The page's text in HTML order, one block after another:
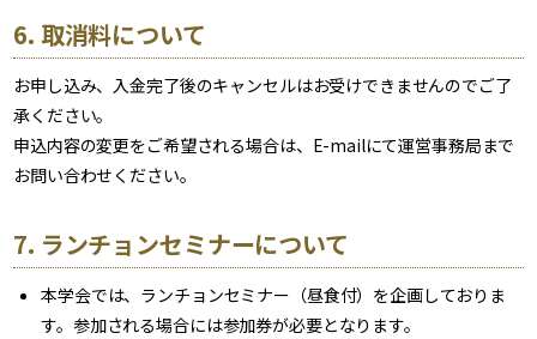
6. 取消料について
お申し込み、入金完了後のキャンセルはお受けできませんのでご了
承ください。
申込内容の変更をご希望される場合は、E-mailにて運営事務局まで
お問い合わせください。
7. ランチョンセミナーについて
本学会では、ランチョンセミナー（昼食付）を企画しておりま
す。参加される場合には参加券が必要となります。